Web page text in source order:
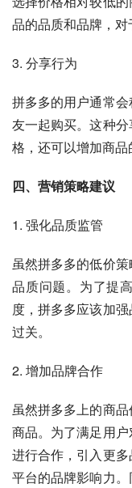
品的品质和品牌，对
3. 分享行为
拼多多的用户通常
友一起购买。这种
格，还可以增加商品
四、营销策略建议
1. 强化品质监管
虽然拼多多的低价
品质问题。为了提
度，拼多多应该加
过关。
2. 增加品牌合作
虽然拼多多上的商
商品。为了满足用
进行合作，引入更
平台的品牌影响力